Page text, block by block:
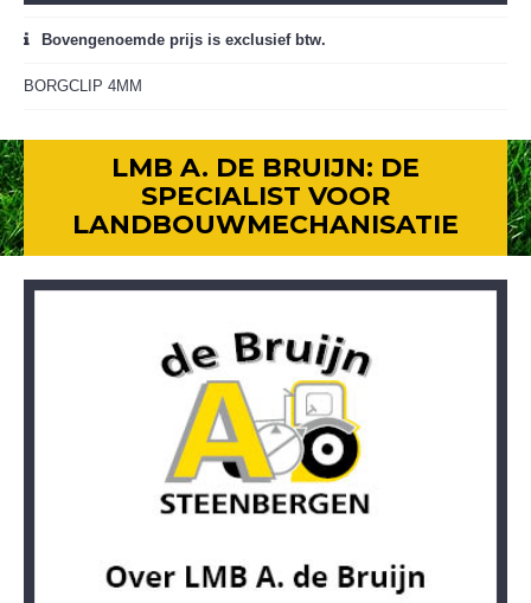
Bovengenoemde prijs is exclusief btw.
BORGCLIP 4MM
LMB A. DE BRUIJN: DE
SPECIALIST VOOR
LANDBOUWMECHANISATIE